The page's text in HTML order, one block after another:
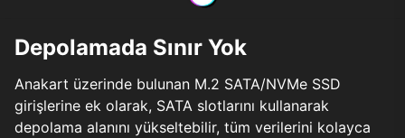
Depolamada Sınır Yok
Anakart üzerinde bulunan M.2 SATA/NVMe SSD
girişlerine ek olarak, SATA slotlarını kullanarak
depolama alanını yükseltebilir, tüm verilerini kolayca